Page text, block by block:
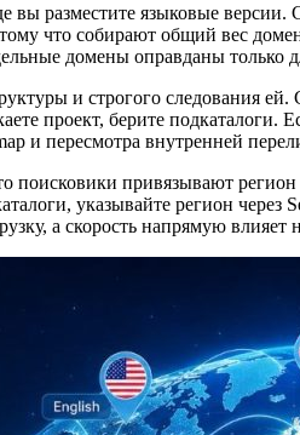
вы разместите языковые
что собирают общий вес
домены оправданы
и строгого следования
проект, берите
и пересмотра внутренней
поисковики привязывают
указывайте регион
а скорость напрямую влияет